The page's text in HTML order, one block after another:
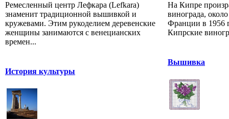
Ремесленный центр Лефкара (Lefkara)
знаменит традиционной вышивкой и
кружевами. Этим рукоделием деревенские
женщины занимаются с венецианских
времен...
История культуры
На Кипре
винограда,
Франции в 1956
Кипрские
Вышивка